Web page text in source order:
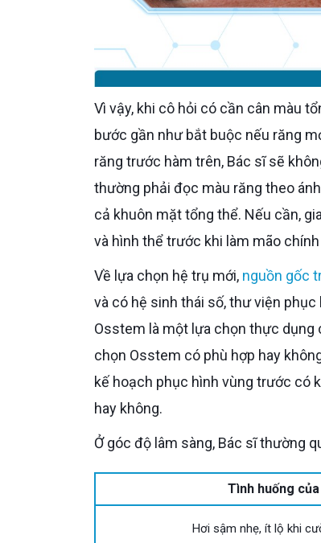
Vì vậy, khi cô hỏi có cần cân màu tổng thể của cả implant cũ và mới không, câu trả lời là có, và đây là
bước gần như bắt buộc nếu răng
răng trước hàm trên, Bác sĩ sẽ
thường phải đọc màu răng theo
cả khuôn mặt tổng thể. Nếu cần,
và hình thể trước khi làm mão
Về lựa chọn hệ trụ mới, nguồn gốc
và có hệ sinh thái số, thư viện
Osstem là một lựa chọn thực dụng
chọn Osstem có phù hợp hay
kế hoạch phục hình vùng trước có
hay không.
Ở góc độ lâm sàng, Bác sĩ thường
Tình huống
Hơi sậm nhẹ, ít lộ khi